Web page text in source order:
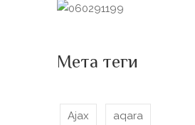
Мета теги
Ajax aqara